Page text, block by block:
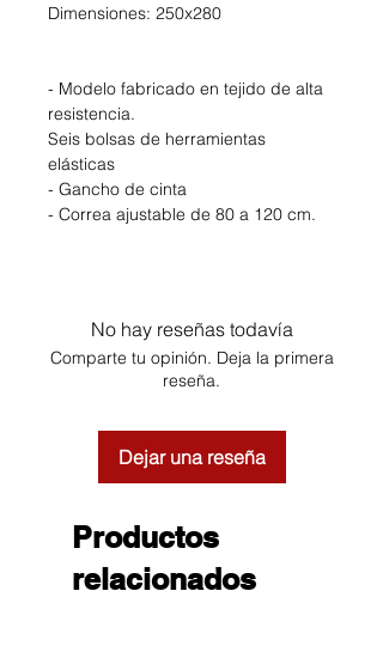
Dimensiones: 250x280
- Modelo fabricado en tejido de alta
resistencia.
Seis bolsas de herramientas
elásticas
- Gancho de cinta
- Correa ajustable de 80 a 120 cm.
No hay reseñas todavía
Comparte tu opinión. Deja la primera
reseña.
Dejar una reseña
Productos
relacionados